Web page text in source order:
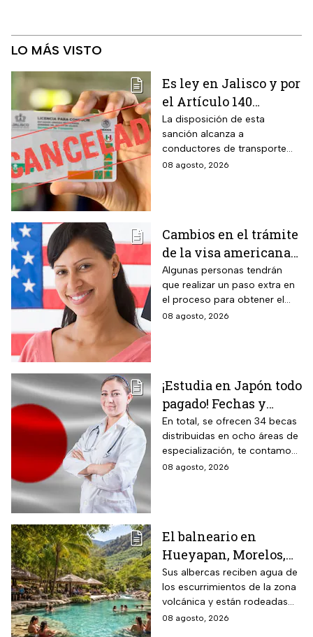
LO MÁS VISTO
Es ley en Jalisco y por
el Artículo 140
cancelarán la licencia
de conducir de por
vida a todos los
automovilistas que
La disposición de esta
sanción alcanza a
conductores de transporte
escolar, unidades de
común.
08 agosto, 2026
Cambios en el trámite
de la visa americana
2026 y para quiénes
aplica
Algunas personas tendrán
que realizar un paso extra en
el proceso para obtener el
documento que permite
08 agosto, 2026
¡Estudia en Japón todo
pagado! Fechas y
requisitos de la
convocatoria para
becas de estancias en
2026
En total, se ofrecen 34 becas
distribuidas en ocho áreas de
especialización, te contamos
todos los detalles.
08 agosto, 2026
El balneario en
Hueyapan, Morelos,
que combina albercas
cristalinas con la
naturaleza del volcán
Popocatépetl y cuesta
Sus albercas reciben agua de
los escurrimientos de la zona
volcánica y están rodeadas
de vegetación, áreas verdes y
08 agosto, 2026